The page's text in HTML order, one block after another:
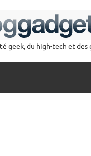
geek, du high-tech et des